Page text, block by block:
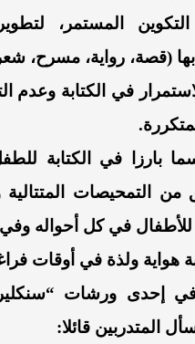
المستمر،
(قصة، رواية، مسرح،
في الكتابة وعدم
بارزا في الكتابة
من التمحيصات المتتالية
في كل أحواله وفي
هواية ولذة في أوقات
إحدى ورشات
المتدربين قائلا: